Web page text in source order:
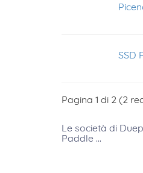
SSD
Pagina 1 di 2 (2
Le società di
Paddle ...